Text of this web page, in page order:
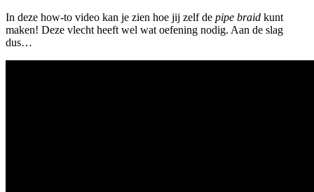
In deze how-to video kan je zien hoe jij zelf de pipe braid kunt
maken! Deze vlecht heeft wel wat oefening nodig. Aan de slag
dus…